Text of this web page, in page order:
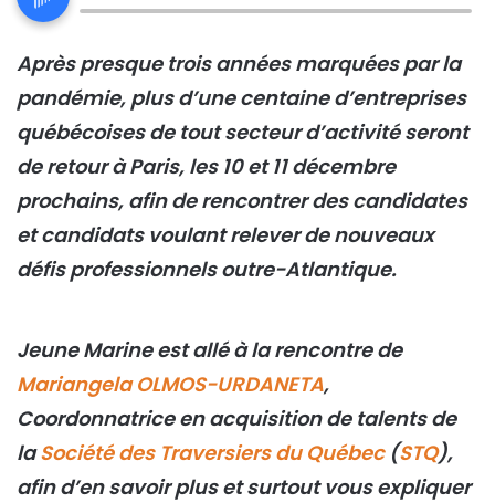
Après presque trois années marquées par la
pandémie, plus d’une centaine d’entreprises
québécoises de tout secteur d’activité seront
de retour à Paris, les 10 et 11 décembre
prochains, afin de rencontrer des candidates
et candidats voulant relever de nouveaux
défis professionnels outre-Atlantique.
Jeune Marine est allé à la rencontre de
Mariangela OLMOS-URDANETA,
Coordonnatrice en acquisition de talents de
laSociété des Traversiers du Québec(STQ),
afin d’en savoir plus et surtout vous expliquer